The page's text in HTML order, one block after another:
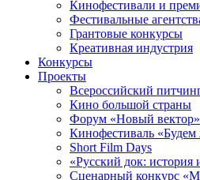
Кинофестивали и
Фестивальные
Грантовые конкурсы
Креативная индустрия
Конкурсы
Проекты
Всероссийский
Кино большой страны
Форум «Новый вектор»
Кинофестиваль «Будем
Short Film Days
«Русский док: история
Сценарный конкурс